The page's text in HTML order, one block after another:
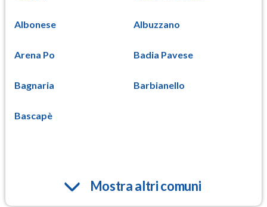
Albonese Albuzzano
Arena Po Badia Pavese
Bagnaria Barbianello
Bascapè
Mostra altri comuni